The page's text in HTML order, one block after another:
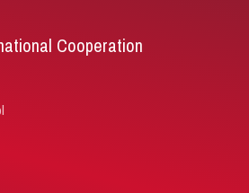
Cooperation